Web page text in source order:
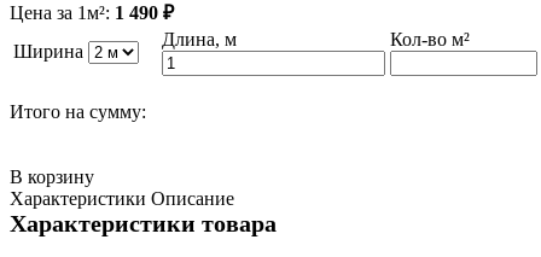
Цена за 1м²: 1 490 ₽
Ширина
Длина, м Кол-во м²
Итого на сумму:
В корзину
Характеристики Описание
Характеристики товара